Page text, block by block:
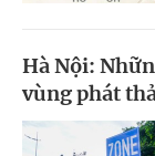
Hà Nội:
vùng phát